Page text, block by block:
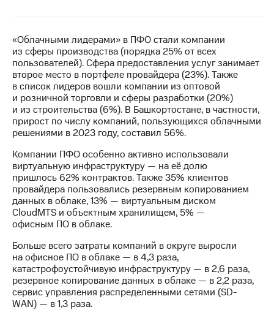
Контакты
Новости
в
регионе
и акционерам
Корпоративное
управление
Корпоративный
секретарь
Раскрытие
информации
Информация
акционерам
Документы
"МТС"
Собрания
акционеров
Личный
кабинет
акционера
«Облачными лидерами» в ПФО стали компании
из сферы производства (порядка 25% от всех
пользователей). Сфера предоставления услуг занимает
второе место в портфеле провайдера (23%). Также
в список лидеров вошли компании из оптовой
и розничной торговли и сферы разработки (20%)
и из строительства (6%). В Башкортостане, в частности,
прирост по числу компаний, пользующихся облачными
решениями в 2023 году, составил 56%.
Компании ПФО особенно активно использовали
виртуальную инфраструктуру — на её долю
пришлось 62% контрактов. Также 35% клиентов
провайдера пользовались резервным копированием
данных в облаке, 13% — виртуальным диском
CloudMTS и объектным хранилищем, 5% —
офисным ПО в облаке.
Больше всего затраты компаний в округе выросли
на офисное ПО в облаке — в 4,3 раза,
катастрофоустойчивую инфраструктуру — в 2,6 раза,
резервное копирование данных в облаке — в 2,2 раза,
сервис управления распределенными сетями (SD-
WAN) — в 1,3 раза.